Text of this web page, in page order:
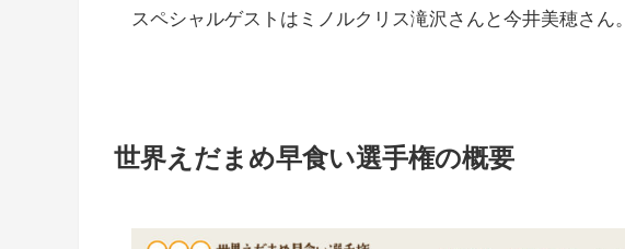
スペシャルゲストはミノルクリス滝沢さんと今井美穂さん。
世界えだまめ早食い選手権の概要